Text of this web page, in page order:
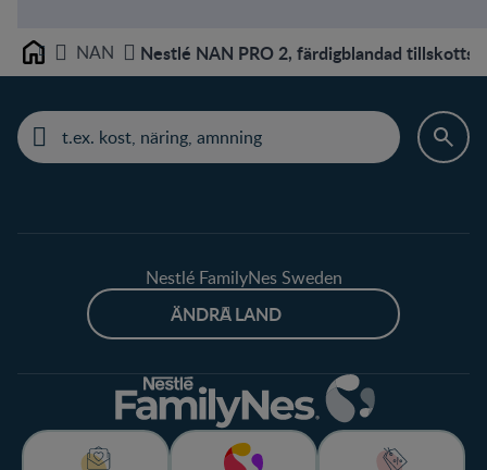
Home NAN Nestlé NAN PRO 2, färdigblandad
Nestlé FamilyNes Sweden
ÄNDRA LAND